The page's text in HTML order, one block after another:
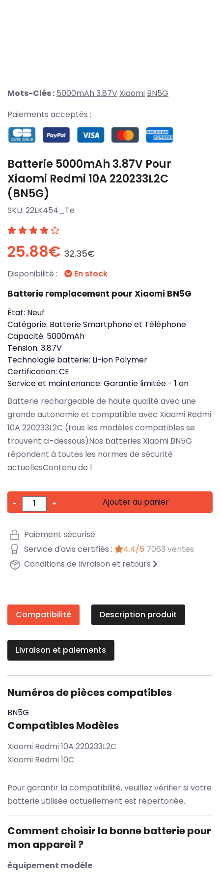
Mots-Clés : 5000mAh 3.87V Xiaomi BN5G
Paiements acceptés :
Batterie 5000mAh 3.87V Pour
Xiaomi Redmi 10A 220233L2C
(BN5G)
SKU: 22LK454_Te
25.88€ 32.35€
Disponibilité : En stock
Batterie remplacement pour Xiaomi BN5G
État: Neuf
Catégorie: Batterie Smartphone et Téléphone
Capacité: 5000mAh
Tension: 3.87V
Technologie batterie: Li-ion Polymer
Certification: CE
Service et maintenance: Garantie limitée - 1 an
Batterie rechargeable de haute qualité avec une
grande autonomie et compatible avec Xiaomi Redmi
10A 220233L2C (tous les modèles compatibles se
trouvent ci-dessous)Nos batteries Xiaomi BN5G
répondent à toutes les normes de sécurité
actuellesContenu de l
- + Ajouter au panier
Paiement sécurisé
Service d'avis certifiés :
4.4/5 7063 ventes
Conditions de livraison et retours
Compatibilité Description produit
Livraison et paiements
Numéros de pièces compatibles
BN5G
Compatibles Modèles
Xiaomi Redmi 10A 220233L2C
Xiaomi Redmi 10C
Pour garantir la compatibilité, veuillez vérifier si votre
batterie utilisée actuellement est répertoriée.
Comment choisir la bonne batterie pour
mon appareil ?
équipement modèle